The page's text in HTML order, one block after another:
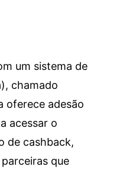
um sistema de
chamado
oferece adesão
acessar o
de cashback,
que